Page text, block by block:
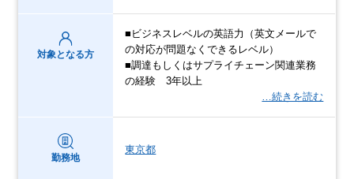
対象となる方
■ビジネスレベルの英語力（英文メールで
の対応が問題なくできるレベル）
■調達もしくはサプライチェーン関連業務
の経験 3年以上
…続きを読む
勤務地
東京都